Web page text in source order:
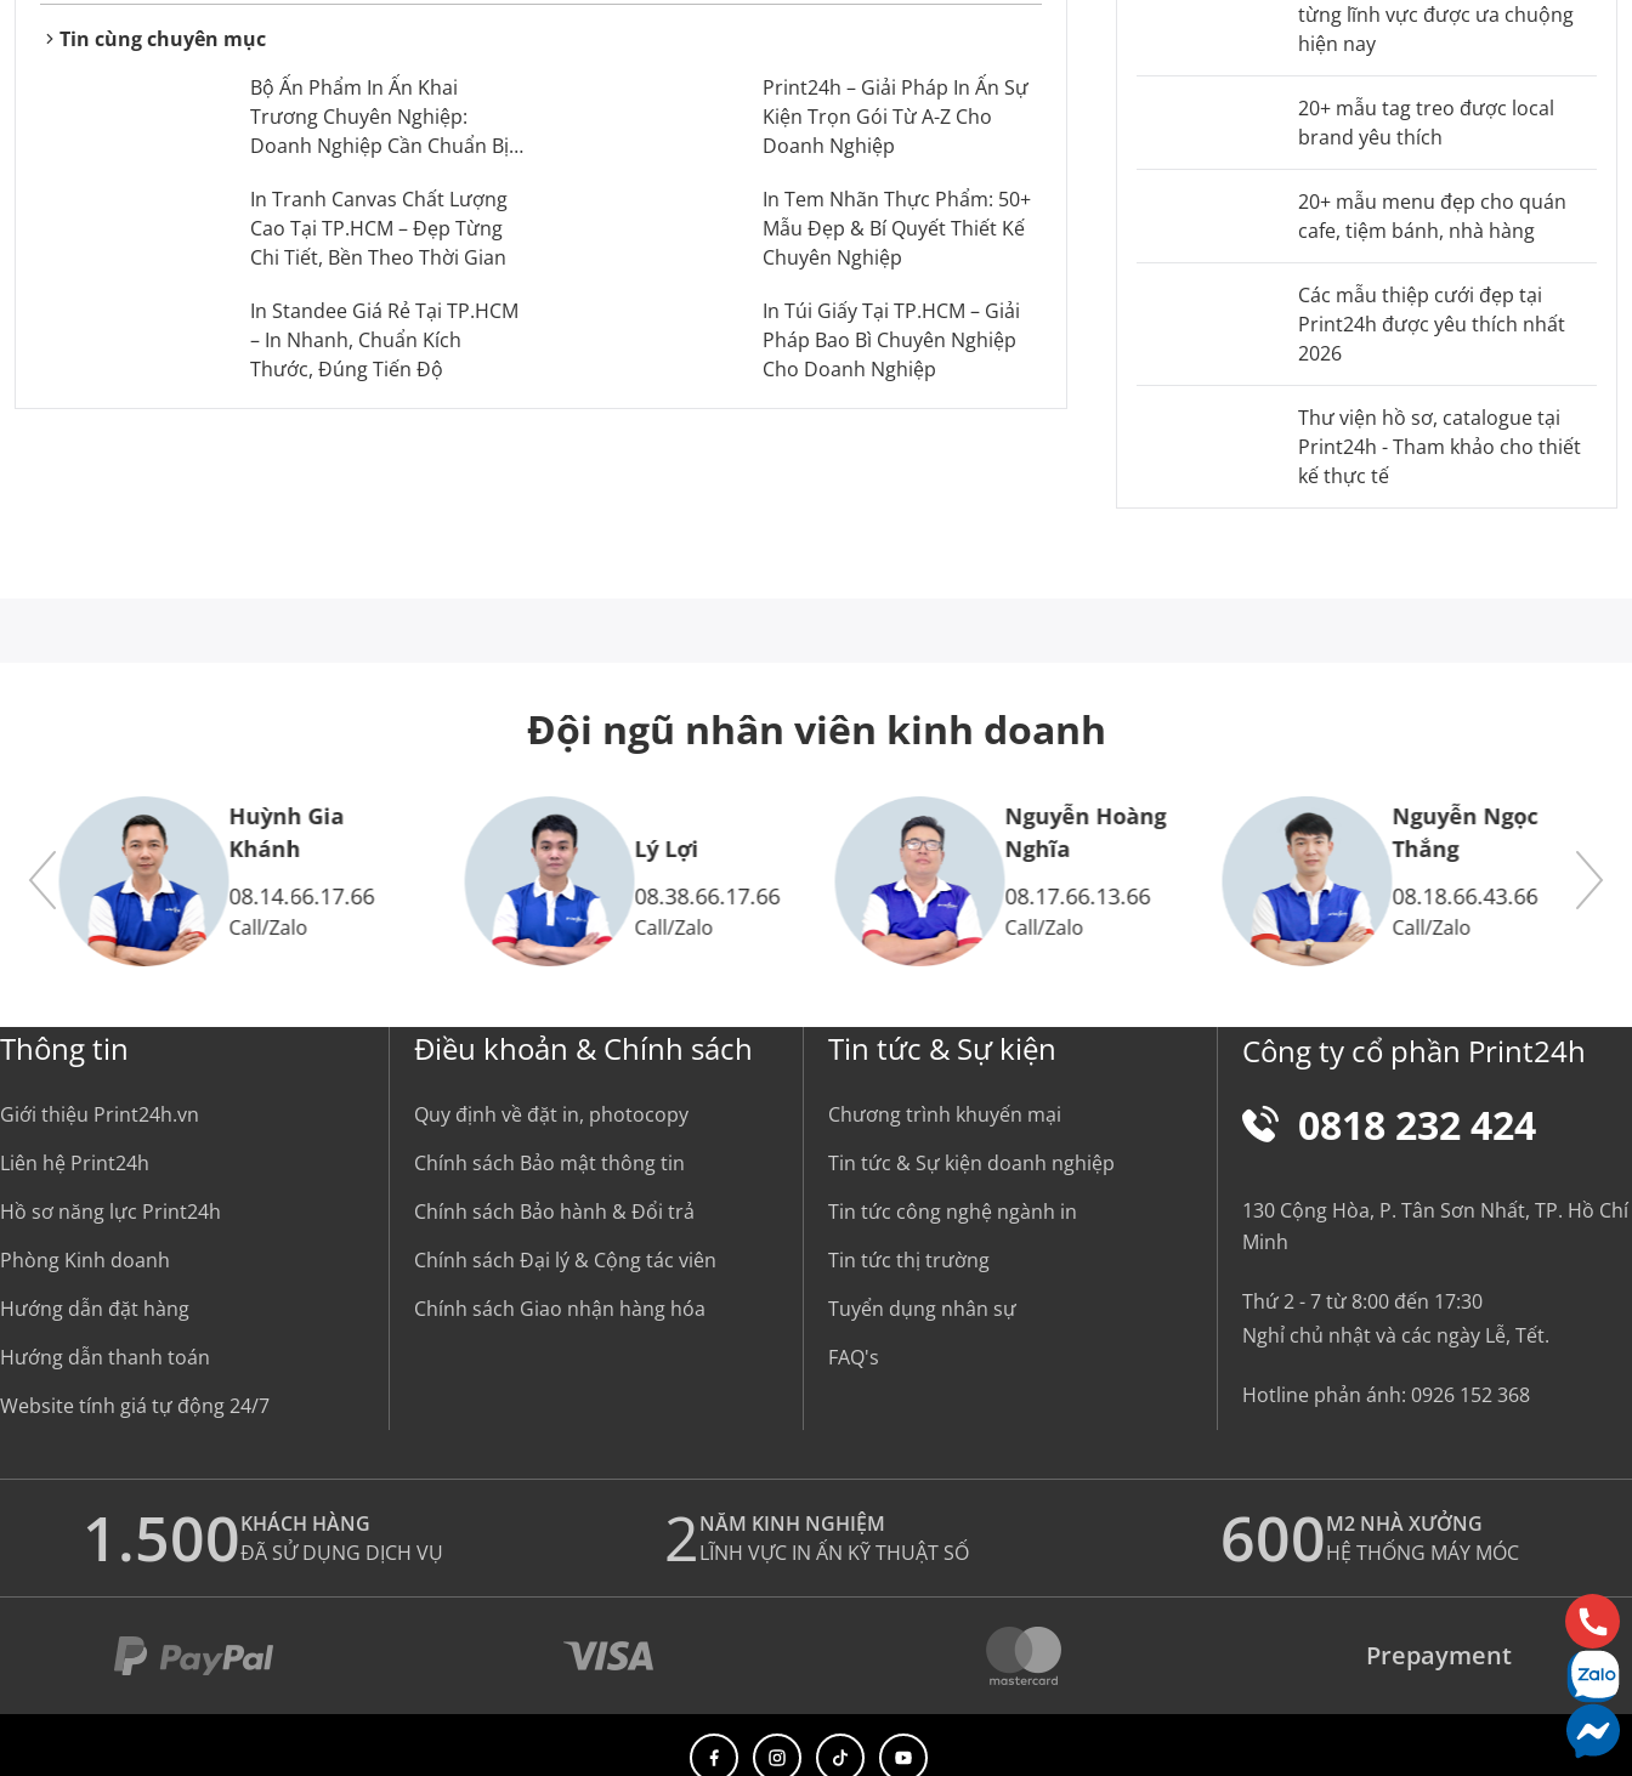
Tin cùng chuyên mục
Bộ Ấn Phẩm In Ấn Khai
Trương Chuyên Nghiệp:
Doanh Nghiệp Cần Chuẩn Bị
Print24h – Giải Pháp In Ấn Sự
Kiện Trọn Gói Từ A-Z Cho
Doanh Nghiệp
In Tranh Canvas Chất Lượng
Cao Tại TP.HCM – Đẹp Từng
Chi Tiết, Bền Theo Thời Gian
In Tem Nhãn Thực Phẩm: 50+
Mẫu Đẹp & Bí Quyết Thiết Kế
Chuyên Nghiệp
In Standee Giá Rẻ Tại TP.HCM
– In Nhanh, Chuẩn Kích
Thước, Đúng Tiến Độ
In Túi Giấy Tại TP.HCM – Giải
Pháp Bao Bì Chuyên Nghiệp
Cho Doanh Nghiệp
từng lĩnh vực được ưa chuộng
hiện nay
20+ mẫu tag treo được local
brand yêu thích
20+ mẫu menu đẹp cho quán
cafe, tiệm bánh, nhà hàng
Các mẫu thiệp cưới đẹp tại
Print24h được yêu thích nhất
2026
Thư viện hồ sơ, catalogue tại
Print24h - Tham khảo cho thiết
kế thực tế
Đội ngũ nhân viên kinh doanh
Huỳnh Gia
Khánh
08.14.66.17.66
Call/Zalo
Lý Lợi
08.38.66.17.66
Call/Zalo
Nguyễn Hoàng
Nghĩa
08.17.66.13.66
Call/Zalo
Nguyễn Ngọc
Thắng
08.18.66.43.66
Call/Zalo
Thông tin
Giới thiệu Print24h.vn
Liên hệ Print24h
Hồ sơ năng lực Print24h
Phòng Kinh doanh
Hướng dẫn đặt hàng
Hướng dẫn thanh toán
Website tính giá tự động 24/7
Điều khoản & Chính sách
Quy định về đặt in, photocopy
Chính sách Bảo mật thông tin
Chính sách Bảo hành & Đổi trả
Chính sách Đại lý & Cộng tác viên
Chính sách Giao nhận hàng hóa
Tin tức & Sự kiện
Chương trình khuyến mại
Tin tức & Sự kiện doanh nghiệp
Tin tức công nghệ ngành in
Tin tức thị trường
Tuyển dụng nhân sự
FAQ's
Công ty cổ phần Print24h
0818 232 424
130 Cộng Hòa, P. Tân Sơn Nhất, TP. Hồ Chí
Minh
Thứ 2 - 7 từ 8:00 đến 17:30
Nghỉ chủ nhật và các ngày Lễ, Tết.
Hotline phản ánh: 0926 152 368
1.500KHÁCH HÀNG
ĐÃ SỬ DỤNG DỊCH VỤ
2NĂM KINH NGHIỆM
LĨNH VỰC IN ẤN KỸ THUẬT SỐ
600M2 NHÀ XƯỞNG
HỆ THỐNG MÁY MÓC
Prepayment